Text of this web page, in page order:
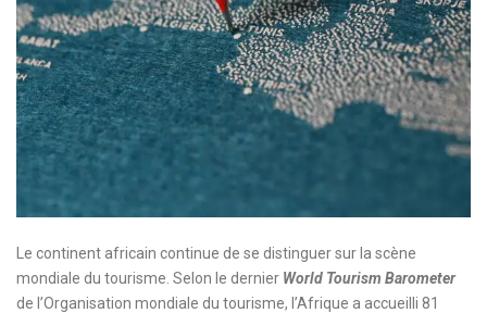
Le continent africain continue de se distinguer sur la scène
mondiale du tourisme. Selon le dernier World Tourism Barometer
de l’Organisation mondiale du tourisme, l’Afrique a accueilli 81